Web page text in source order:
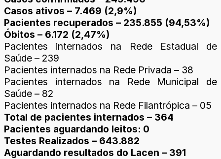
Casos ativos – 7.469 (2,9%)
Pacientes recuperados – 235.855 (94,53%)
Óbitos – 6.172 (2,47%)
Pacientes internados na Rede Estadual de
Saúde – 239
Pacientes internados na Rede Privada – 38
Pacientes internados na Rede Municipal de
Saúde – 82
Pacientes internados na Rede Filantrópica – 05
Total de pacientes internados – 364
Pacientes aguardando leitos: 0
Testes Realizados – 643.882
Aguardando resultados do Lacen – 391